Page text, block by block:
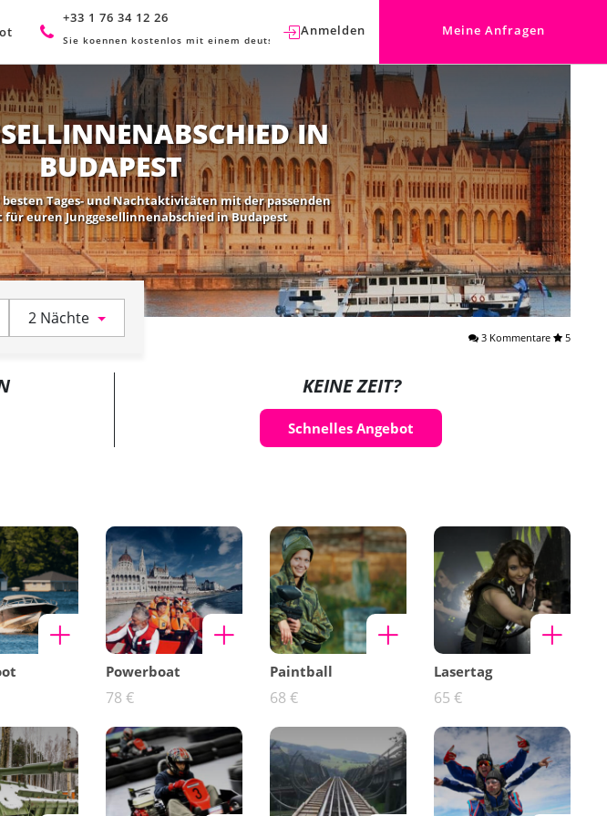
+33 1 76 34 12 26
Sie koennen kostenlos mit einem deutschen Berater sprechen.
Anmelden Meine Anfragen
IN
BUDAPEST
Tages- und Nachtaktivitäten mit der passenden
euren Junggesellinnenabschied in Budapest
2 Nächte
3 Kommentare 5
KEINE ZEIT?
Schnelles Angebot
Powerboat
78 €
Paintball
68 €
Lasertag
65 €